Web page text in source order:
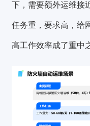
下，需要额外运维接
任务重，要求高，给
高工作效率成了重中